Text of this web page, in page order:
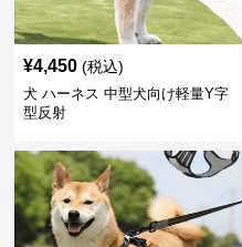
¥4,450 (税込)
犬 ハーネス 中型犬向け軽量Y字
型反射